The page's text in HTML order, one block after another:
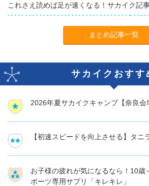
これさえ読めば足が速くなる！サカイク記
まとめ記事一覧
サカイクおすす
2026年夏サカイクキャンプ【奈良会
【初速スピードを向上させる】タニ
お子様の疲れが気になるなら！10歳
ポーツ専用サプリ「キレキレ」